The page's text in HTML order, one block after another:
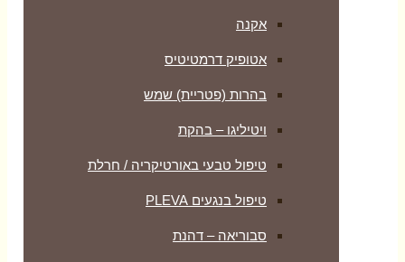
אקנה
אטופיק דרמטיטיס
בהרות (פטריית) שמש
ויטיליגו – בהקת
טיפול טבעי באורטיקריה / חרלת
טיפול בנגעים PLEVA
סבוריאה – דהנת